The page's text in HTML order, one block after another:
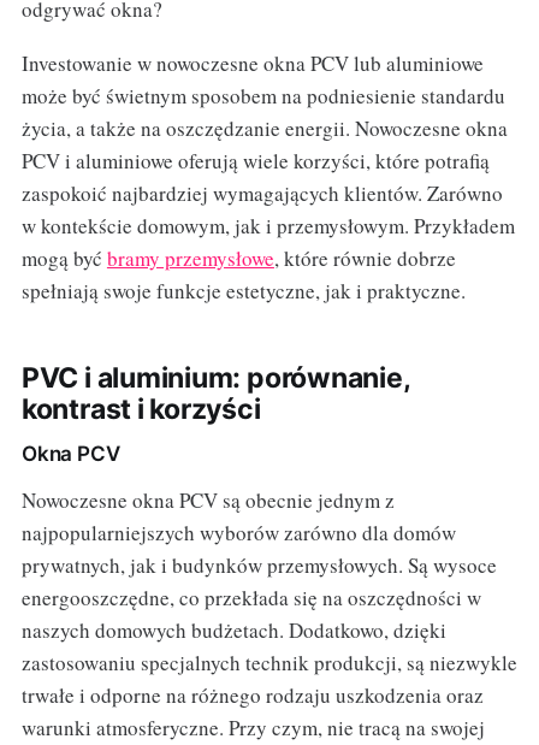
odgrywać okna?
Investowanie w nowoczesne okna PCV lub aluminiowe
może być świetnym sposobem na podniesienie standardu
życia, a także na oszczędzanie energii. Nowoczesne okna
PCV i aluminiowe oferują wiele korzyści, które potrafią
zaspokoić najbardziej wymagających klientów. Zarówno
w kontekście domowym, jak i przemysłowym. Przykładem
mogą być bramy przemysłowe, które równie dobrze
spełniają swoje funkcje estetyczne, jak i praktyczne.
PVC i aluminium: porównanie,
kontrast i korzyści
Okna PCV
Nowoczesne okna PCV są obecnie jednym z
najpopularniejszych wyborów zarówno dla domów
prywatnych, jak i budynków przemysłowych. Są wysoce
energooszczędne, co przekłada się na oszczędności w
naszych domowych budżetach. Dodatkowo, dzięki
zastosowaniu specjalnych technik produkcji, są niezwykle
trwałe i odporne na różnego rodzaju uszkodzenia oraz
warunki atmosferyczne. Przy czym, nie tracą na swojej